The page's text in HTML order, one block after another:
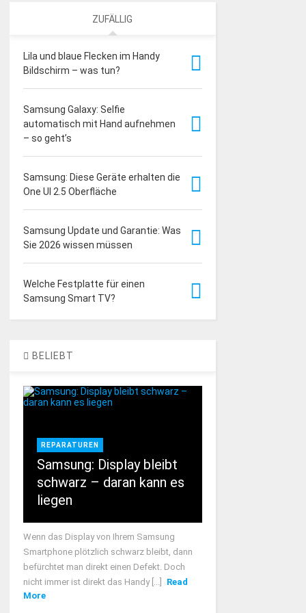
ZUFÄLLIG
Lila und blaue Flecken im Handy
Bildschirm – was tun?
Samsung Galaxy: Selfie
automatisch mit Hand aufnehmen
– so geht’s
Samsung: Diese Geräte erhalten die
One UI 2.5 Oberfläche
Samsung Update und Garantie: Was
Sie 2026 wissen müssen
Welche Festplatte für einen
Samsung Smart TV?
BELIEBT
REPARATUREN
Samsung: Display bleibt
schwarz – daran kann es
liegen
Wenn das Display von Ihrem Samsung
Smartphone plötzlich schwarz bleibt, dann
befürchtet man direkt einen Defekt. Doch
nicht immer ist direkt das Handy [...]
Read
More